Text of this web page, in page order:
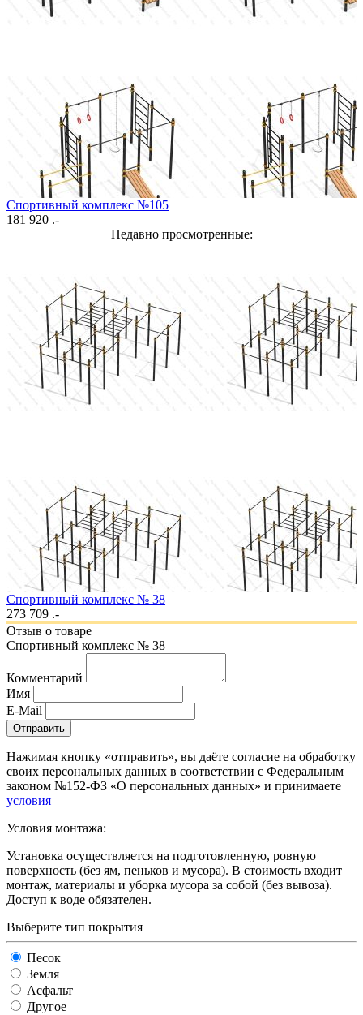
Спортивный комплекс №105
181 920 .-
Недавно просмотренные:
Спортивный комплекс № 38
273 709 .-
Отзыв о товаре
Спортивный комплекс № 38
Комментарий
Имя
E-Mail
Отправить
Нажимая кнопку «отправить», вы даёте согласие на обработку
своих персональных данных в соответствии с Федеральным
законом №152-ФЗ «О персональных данных» и принимаете
условия
Условия монтажа:
Установка осуществляется на подготовленную, ровную
поверхность (без ям, пеньков и мусора). В стоимость входит
монтаж, материалы и уборка мусора за собой (без вывоза).
Доступ к воде обязателен.
Выберите тип покрытия
Песок
Земля
Асфальт
Другое